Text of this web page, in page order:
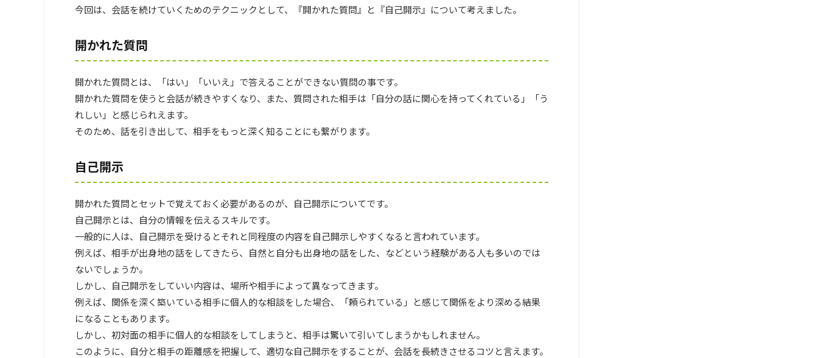
今回は、会話を続けていくためのテクニックとして、『開かれた質問』と『自己開示』について考えました。
開かれた質問
開かれた質問とは、「はい」「いいえ」で答えることができない質問の事です。
開かれた質問を使うと会話が続きやすくなり、また、質問された相手は「自分の話に関心を持ってくれている」「う
れしい」と感じられえます。
そのため、話を引き出して、相手をもっと深く知ることにも繋がります。
自己開示
開かれた質問とセットで覚えておく必要があるのが、自己開示についてです。
自己開示とは、自分の情報を伝えるスキルです。
一般的に人は、自己開示を受けるとそれと同程度の内容を自己開示しやすくなると言われています。
例えば、相手が出身地の話をしてきたら、自然と自分も出身地の話をした、などという経験がある人も多いのでは
ないでしょうか。
しかし、自己開示をしていい内容は、場所や相手によって異なってきます。
例えば、関係を深く築いている相手に個人的な相談をした場合、「頼られている」と感じて関係をより深める結果
になることもあります。
しかし、初対面の相手に個人的な相談をしてしまうと、相手は驚いて引いてしまうかもしれません。
このように、自分と相手の距離感を把握して、適切な自己開示をすることが、会話を長続きさせるコツと言えます。